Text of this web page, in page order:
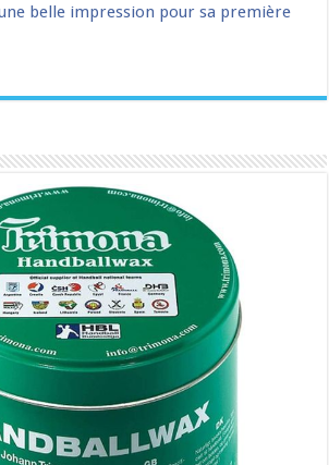
une belle impression pour sa première